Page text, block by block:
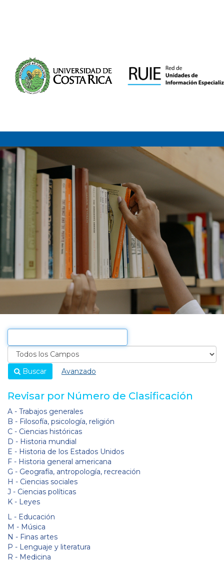
Buscar Avanzado
Revisar por Número de Clasificación
A - Trabajos generales
B - Filosofía, psicología, religión
C - Ciencias históricas
D - Historia mundial
E - Historia de los Estados Unidos
F - Historia general americana
G - Geografía, antropología, recreación
H - Ciencias sociales
J - Ciencias políticas
K - Leyes
L - Educación
M - Música
N - Finas artes
P - Lenguaje y literatura
R - Medicina